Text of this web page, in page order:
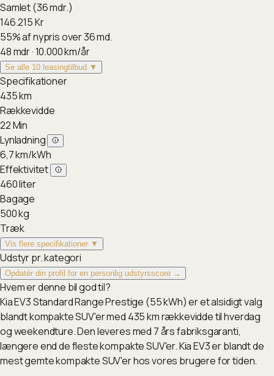
Samlet (36 mdr.)
146.215Kr
55%af nypris over 36 md.
48mdr ·10.000km/år
Se alle 10 leasingtilbud ▼
Specifikationer
435km
Rækkevidde
22Min
Lynladning
6,7km/kWh
Effektivitet
460liter
Bagage
500kg
Træk
Vis flere specifikationer ▼
Udstyr pr. kategori
Opdatér din profil for en personlig udstyrsscore →
Hvem er denne bil god til?
Kia EV3 Standard Range Prestige (55 kWh) er et alsidigt valg
blandt kompakte SUV'er med 435 km rækkevidde til hverdag
og weekendture. Den leveres med 7 års fabriksgaranti,
længere end de fleste kompakte SUV'er. Kia EV3 er blandt de
mest gemte kompakte SUV'er hos vores brugere for tiden.